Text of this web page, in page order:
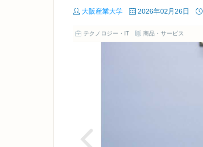
大阪産業大学 2026年02月26日
テクノロジー・IT 商品・サービス